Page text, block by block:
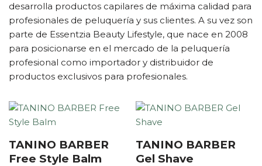
desarrolla productos capilares de máxima calidad para
profesionales de peluquería y sus clientes. A su vez son
parte de Essentzia Beauty Lifestyle, que nace en 2008
para posicionarse en el mercado de la peluquería
profesional como importador y distribuidor de
productos exclusivos para profesionales.
TANINO BARBER
Free Style Balm
TANINO BARBER
Gel Shave